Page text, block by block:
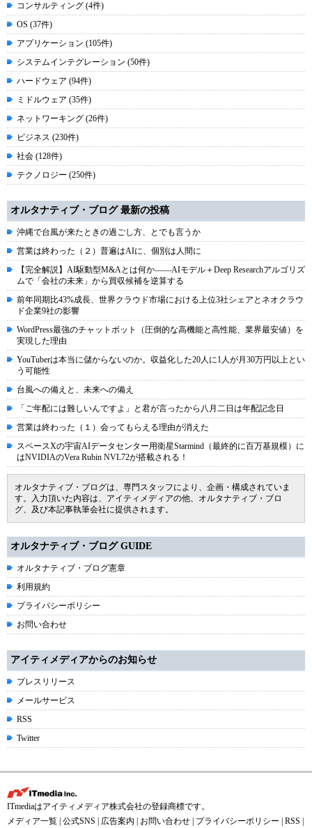
コンサルティング (4件)
OS (37件)
アプリケーション (105件)
システムインテグレーション (50件)
ハードウェア (94件)
ミドルウェア (35件)
ネットワーキング (26件)
ビジネス (230件)
社会 (128件)
テクノロジー (250件)
オルタナティブ・ブログ 最新の投稿
沖縄で台風が来たときの過ごし方、とでも言うか
営業は終わった（２）普遍はAIに、個別は人間に
【完全解説】AI駆動型M&Aとは何か――AIモデル＋Deep Researchアルゴリズ
ムで「会社の未来」から買収候補を逆算する
前年同期比43%成長、世界クラウド市場における上位3社シェアとネオクラウ
ド企業9社の影響
WordPress最強のチャットボット（圧倒的な高機能と高性能、業界最安値）を
実現した理由
YouTuberは本当に儲からないのか。収益化した20人に1人が月30万円以上とい
う可能性
台風への備えと、未来への備え
「ご年配には難しいんですよ」と君が言ったから八月二日は年配記念日
営業は終わった（１）会ってもらえる理由が消えた
スペースXの宇宙AIデータセンター用衛星Starmind（最終的に百万基規模）に
はNVIDIAのVera Rubin NVL72が搭載される！
オルタナティブ・ブログは、専門スタッフにより、企画・構成されていま
す。入力頂いた内容は、アイティメディアの他、オルタナティブ・ブロ
グ、及び本記事執筆会社に提供されます。
オルタナティブ・ブログ GUIDE
オルタナティブ・ブログ憲章
利用規約
プライバシーポリシー
お問い合わせ
アイティメディアからのお知らせ
プレスリリース
メールサービス
RSS
Twitter
ITmediaはアイティメディア株式会社の登録商標です。
メディア一覧 公式SNS 広告案内 お問い合わせ プライバシーポリシー RSS